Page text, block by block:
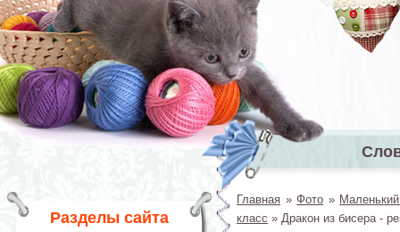
Главное
Разделы сайта Вы здесь
Главная » Фото »
класс » Дракон из бисера -